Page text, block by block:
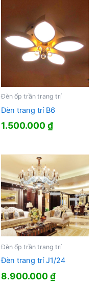
Đèn ốp trần trang trí
Đèn trang trí B6
1.500.000₫
Đèn ốp trần trang trí
Đèn trang trí J1/24
8.900.000₫